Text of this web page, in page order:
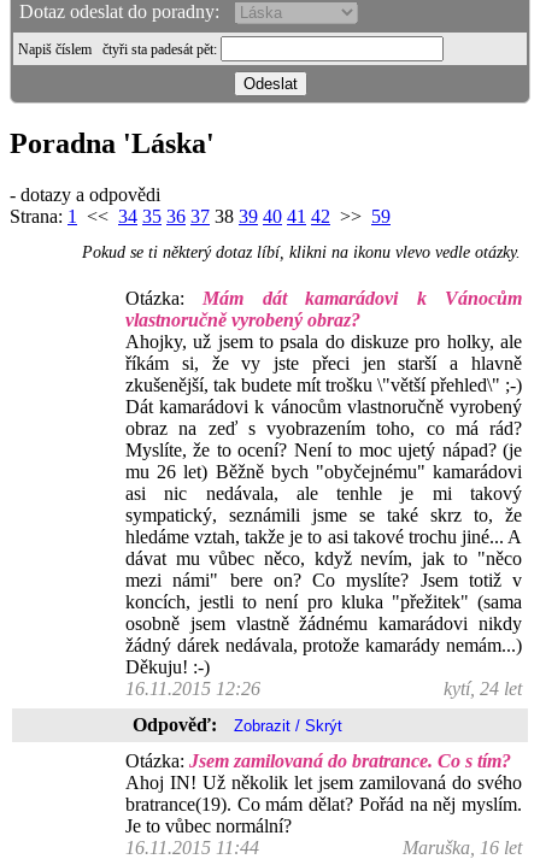
Dotaz odeslat do poradny:
Napiš číslem čtyři sta padesát pět:
Poradna 'Láska'
- dotazy a odpovědi
Strana: 1 << 34 35 36 37 38 39 40 41 42 >> 59
Pokud se ti některý dotaz líbí, klikni na ikonu vlevo vedle otázky.
Otázka: Mám dát kamarádovi k Vánocům
vlastnoručně vyrobený obraz?
Ahojky, už jsem to psala do diskuze pro holky, ale
říkám si, že vy jste přeci jen starší a hlavně
zkušenější, tak budete mít trošku \"větší přehled\" ;-)
Dát kamarádovi k vánocům vlastnoručně vyrobený
obraz na zeď s vyobrazením toho, co má rád?
Myslíte, že to ocení? Není to moc ujetý nápad? (je
mu 26 let) Běžně bych "obyčejnému" kamarádovi
asi nic nedávala, ale tenhle je mi takový
sympatický, seznámili jsme se také skrz to, že
hledáme vztah, takže je to asi takové trochu jiné... A
dávat mu vůbec něco, když nevím, jak to "něco
mezi námi" bere on? Co myslíte? Jsem totiž v
koncích, jestli to není pro kluka "přežitek" (sama
osobně jsem vlastně žádnému kamarádovi nikdy
žádný dárek nedávala, protože kamarády nemám...)
Děkuju! :-)
16.11.2015 12:26
kytí, 24 let
Odpověď:
Otázka: Jsem zamilovaná do bratrance. Co s tím?
Ahoj IN! Už několik let jsem zamilovaná do svého
bratrance(19). Co mám dělat? Pořád na něj myslím.
Je to vůbec normální?
16.11.2015 11:44
Maruška, 16 let